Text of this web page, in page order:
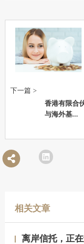
香港有限合
与海外基...
下一篇 >
相关文章
离岸信托，正